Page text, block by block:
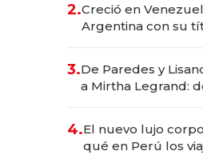
2.Creció en
Argentina con su
las marcas "fast
3.De Paredes y
a Mirtha Legrand:
4.El nuevo lujo
qué en Perú los